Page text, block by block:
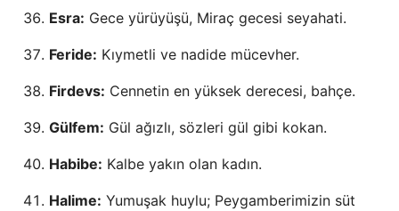
Esra: Gece yürüyüşü, Miraç gecesi seyahati.
Feride: Kıymetli ve nadide mücevher.
Firdevs: Cennetin en yüksek derecesi, bahçe.
Gülfem: Gül ağızlı, sözleri gül gibi kokan.
Habibe: Kalbe yakın olan kadın.
Halime: Yumuşak huylu; Peygamberimizin süt